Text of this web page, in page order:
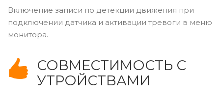
Включение записи по детекции движения при
подключении датчика и активации тревоги в меню
монитора.
СОВМЕСТИМОСТЬ С
УТРОЙСТВАМИ